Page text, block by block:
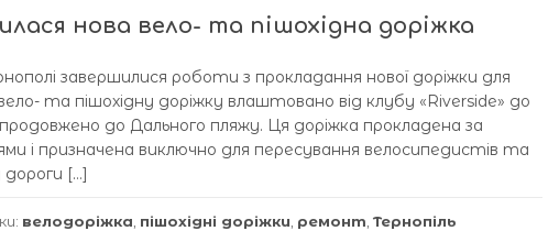
нова вело- та пішохідна доріжка
завершилися роботи з прокладання нової доріжки для
та пішохідну доріжку влаштовано від клубу «Riverside» до
до Дального пляжу. Ця доріжка прокладена за
і призначена виключно для пересування велосипедистів та
дороги […]
велодоріжка пішохідні доріжки ремонт Тернопіль